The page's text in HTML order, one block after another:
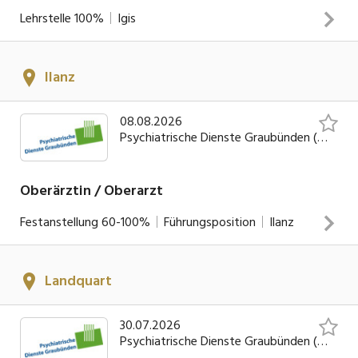
interprofessionellen Zusammenarbeit und vernetzen sich
mit in- und externen StellenSie pflegen eine offene,
Durchführung von Gruppentherapien
Lehrstelle100% Igis
INSERAT ANSEHEN
Ilanz
08.08.2026
Psychiatrische Dienste Graubünden (PDGR)
Oberärztin / Oberarzt
Festanstellung60-100% Führungsposition Ilanz
psychotherapeutische Diagnostik und Therapien durch und
supervidieren Assistenzärzte und PsychologenSie
behandeln Patientinnen und Patienten mit Erkrankungen
aus dem gesamten Diagnosespektrum der
Landquart
30.07.2026
Psychiatrische Dienste Graubünden (PDGR)